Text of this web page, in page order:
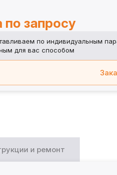
по запросу
по индивидуальным
для вас способом
и ремонт